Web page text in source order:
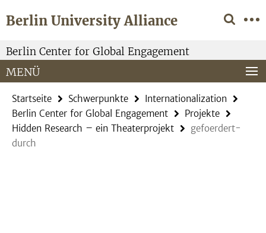
direkt
Inhalt
Berlin University Alliance
Service-
Navigation
Berlin Center for Global Engagement
MENÜ
Startseite Schwerpunkte
Internationalization
Berlin Center for Global Engagement
Projekte
Hidden Research – ein Theaterprojekt
gefoerdert-
durch